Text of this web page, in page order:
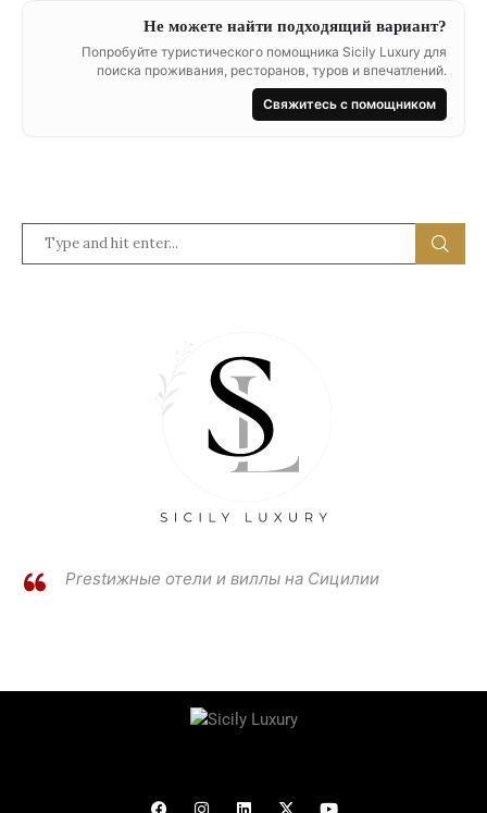
Не можете найти подходящий вариант?
Попробуйте туристического помощника Sicily Luxury для
поиска проживания, ресторанов, туров и впечатлений.
Свяжитесь с помощником
Prestижные отели и виллы на Сицилии